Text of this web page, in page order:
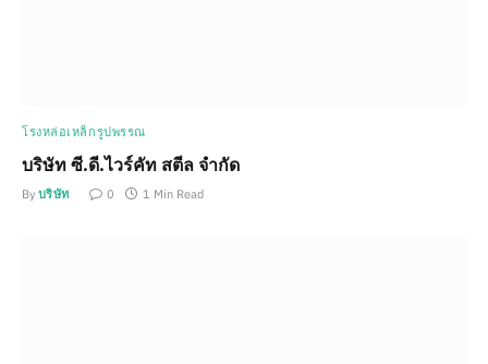
โรงหล่อเหล็กรูปพรรณ
บริษัท ซี.ดี.ไวร์คัท สตีล จำกัด
By บริษัท 0 1 Min Read